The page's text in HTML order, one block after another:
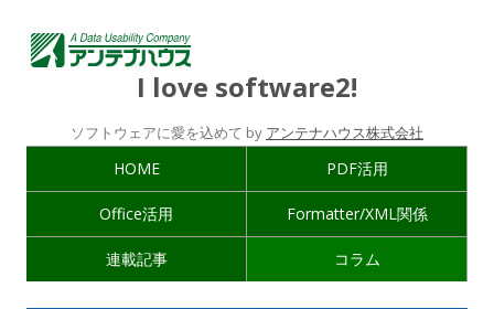
I love software2!
ソフトウェアに愛を込めて by アンテナハウス株式会社
HOME PDF活用
Office活用 Formatter/XML関係
連載記事 コラム